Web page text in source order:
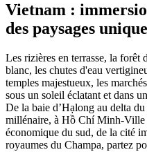
Vietnam :
des paysages
Les rizières en terrasse, la forêt
blanc, les chutes d'eau
temples majestueux, les
sous un soleil éclatant et dans
De la baie d’Hạlong au delta
millénaire, à Hồ Chí Minh-Ville
économique du sud, de la cité
royaumes du Champa, partez